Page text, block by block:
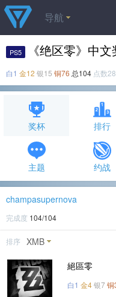
导航
PS5 《绝区零》中
白1 金12 银15 铜76 总104 点数
奖杯 排行
主题 约战
champasupernova
完成度 104/104
排序 XMB
絕區零
白1 金4银7 铜